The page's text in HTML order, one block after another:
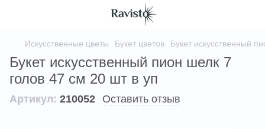
Искусственные цветы Букет цветов Букет искусственный
Букет искусственный пион шелк 7
голов 47 см 20 шт в уп
Артикул: 210052 Оставить отзыв